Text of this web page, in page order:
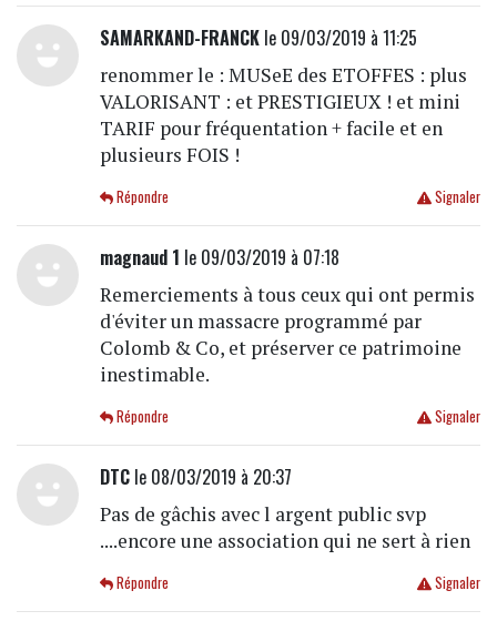
SAMARKAND-FRANCKle 09/03/2019 à 11:25
renommer le : MUSeE des ETOFFES : plus
VALORISANT : et PRESTIGIEUX ! et mini
TARIF pour fréquentation + facile et en
plusieurs FOIS !
Signaler
Répondre
magnaud 1 le 09/03/2019 à 07:18
Remerciements à tous ceux qui ont permis
d'éviter un massacre programmé par
Colomb & Co, et préserver ce patrimoine
inestimable.
Signaler
Répondre
DTCle 08/03/2019 à 20:37
Pas de gâchis avec l argent public svp
....encore une association qui ne sert à rien
Signaler
Répondre